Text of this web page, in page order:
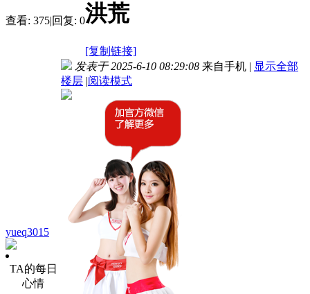
查看: 375|回复: 0洪荒
[复制链接]
yueq3015
TA的每日
心情
发表于 2025-6-10 08:29:08 来自手机 | 显示全部
楼层 |阅读模式